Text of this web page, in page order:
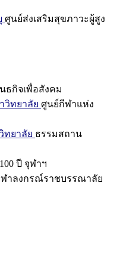
ศูนย์ส่งเสริมสุขภาวะผู้สูง
ธกิจเพื่อสังคม
วิทยาลัย ศูนย์กีฬาแห่ง
ทยาลัย ธรรมสถาน
ปี จุฬาฯ
ฬาลงกรณ์ราชบรรณาลัย